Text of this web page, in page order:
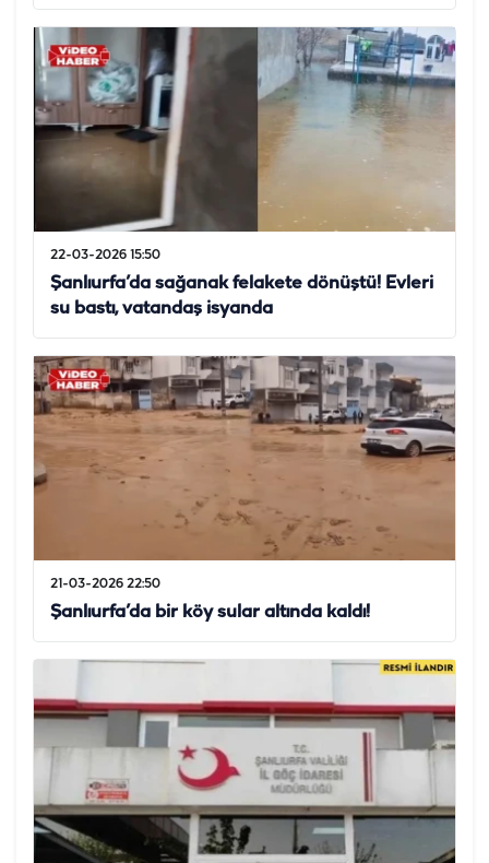
22-03-2026 15:50
Şanlıurfa’da sağanak felakete dönüştü! Evleri
su bastı, vatandaş isyanda
21-03-2026 22:50
Şanlıurfa’da bir köy sular altında kaldı!